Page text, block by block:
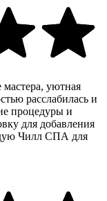
уютная
расслабилась и
процедуры и
для добавления
Чилл СПА для